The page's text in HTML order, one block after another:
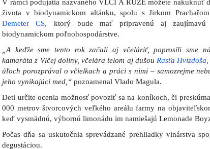
obmedzený len na 20, preto odporúčame zakúpiť si miesto
Kultúra
Na akcii VLCI A RUŽE nebude chýbať ani dobrá hudba.
predstaví vynikajúca pesničkárka a multiinštrumentalistkaJana
bola ako jediný slovenský interpret nominovaná na prestížnu
pochádza práve zo Suchej nad Parnou.
Večer sa uskutoční tancovačka s DJ Tomášom aka
Podujatie VLCI A RUŽE sa začne v sobotu 1. augusta 2020 o
Vstupné na akciu je zdarma, konzumácia je spoplatnená.
Podrobné informácie o akcii nájdete